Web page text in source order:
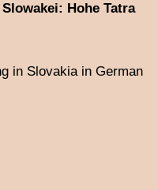
Hohe Tatra
in Slovakia in German